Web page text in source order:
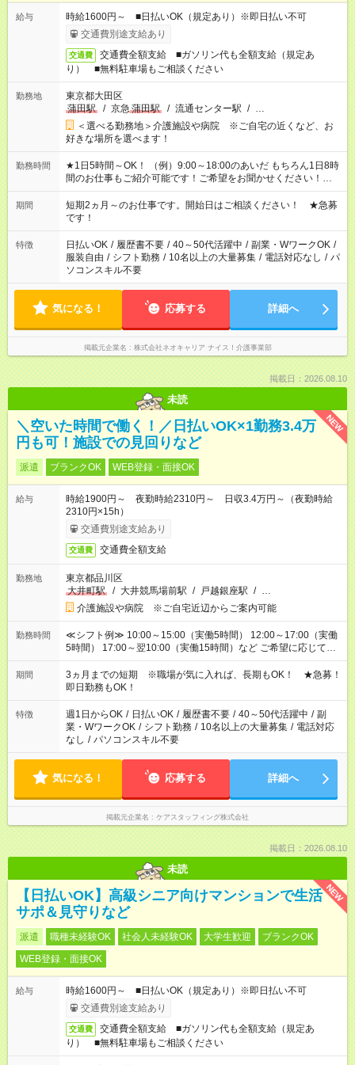
給与
時給1600円～ ■日払いOK（規定あり）※即日払い不可
交通費別途支給あり
交通費
交通費全額支給 ■ガソリン代も全額支給（規定あ
り） ■無料駐車場もご相談ください
勤務地
東京都大田区
蒲田駅
/ 京急 蒲田駅 / 流通センター駅 / …
＜選べる勤務地＞介護施設や病院 ※ご自宅の近くなど、お
好きな場所を選べます！
勤務時間
★1日5時間～OK！ （例）9:00～18:00のあいだ もちろん1日8時
間のお仕事もご紹介可能です！ご希望をお聞かせください！★家
庭の都合でお休みが必要な場合も遠慮なくご相談ください。 ※
週最低15時間以上の勤務が必要です
期間
短期2ヵ月～のお仕事です。開始日はご相談ください！ ★急募
です！
特徴 日払いOK / 履歴書不要 / 40～50代活躍中 / 副業・WワークOK /
服装自由 / シフト勤務 / 10名以上の大量募集 / 電話対応なし / パ
ソコンスキル不要
気になる！ 応募する 詳細へ
掲載元企業名 株式会社ネオキャリア ナイス！介護事業部
掲載日：2026.08.10
未読
NEW
＼空いた時間で働く！／日払いOK×1勤務3.4万
円も可！施設での見回りなど
派遣 ブランクOK WEB登録・面接OK
給与
時給1900円～ 夜勤時給2310円～ 日収3.4万円～（夜勤時給
2310円×15h）
交通費別途支給あり
交通費 交通費全額支給
勤務地
東京都品川区
大井町駅
/ 大井競馬場前駅 / 戸越銀座駅 / …
介護施設や病院 ※ご自宅近辺からご案内可能
勤務時間
≪シフト例≫ 10:00～15:00（実働5時間） 12:00～17:00（実働
5時間） 17:00～翌10:00（実働15時間）など ご希望に応じて、
働く時間は調整できます！ お気軽に担当へ相談ください！
期間
3ヵ月までの短期 ※職場が気に入れば、長期もOK！ ★急募！
即日勤務もOK！
特徴 週1日からOK / 日払いOK / 履歴書不要 / 40～50代活躍中 / 副
業・WワークOK / シフト勤務 / 10名以上の大量募集 / 電話対応
なし / パソコンスキル不要
気になる！ 応募する 詳細へ
掲載元企業名 ケアスタッフィング株式会社
掲載日：2026.08.10
未読
NEW
【日払いOK】高級シニア向けマンションで生活
サポ＆見守りなど
派遣 職種未経験OK 社会人未経験OK 大学生歓迎
ブランクOK
WEB登録・面接OK
給与
時給1600円～ ■日払いOK（規定あり）※即日払い不可
交通費別途支給あり
交通費
交通費全額支給 ■ガソリン代も全額支給（規定あ
り） ■無料駐車場もご相談ください